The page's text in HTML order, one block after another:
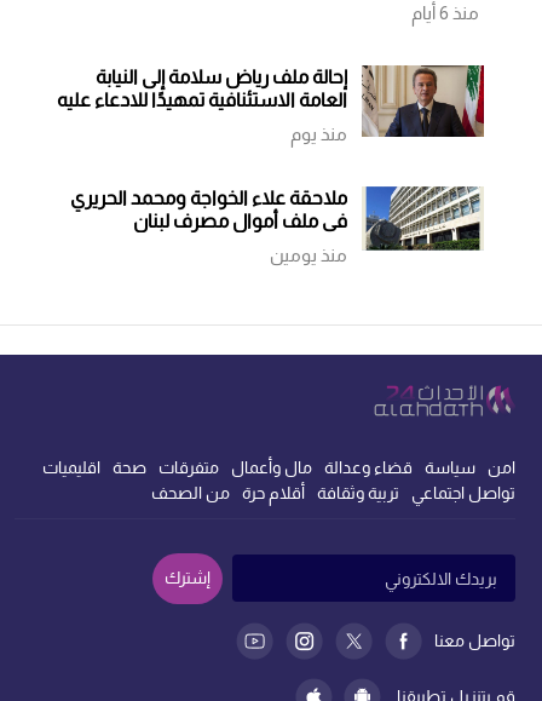
منذ 6 أيام
إحالة ملف رياض سلامة إلى النيابة
العامة الاستئنافية تمهيدًا للادعاء عليه
منذ يوم
ملاحقة علاء الخواجة ومحمد الحريري
في ملف أموال مصرف لبنان
منذ يومين
امن سياسة قضاء وعدالة مال وأعمال متفرقات صحة
اقليميات
تواصل اجتماعي
تربية وثقافة أقلام حرة من الصحف
قم بتنزيل تطبيقنا
تواصل معنا
إشترك